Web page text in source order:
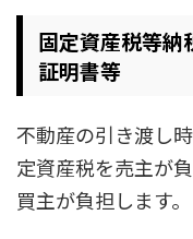
固定資産税等納
証明書等
不動産の引き渡し
定資産税を売主が
買主が負担します。